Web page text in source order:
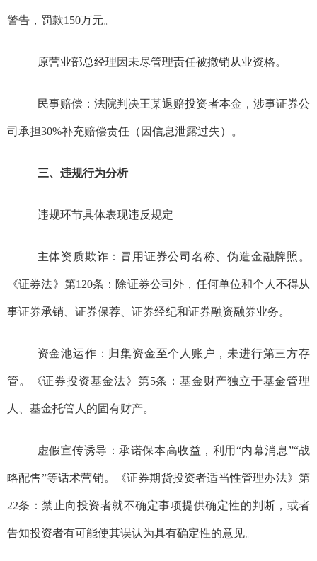
警告，罚款150万元。
原营业部总经理因未尽管理责任被撤销从业资格。
民事赔偿：法院判决王某退赔投资者本金，涉事证券公
司承担30%补充赔偿责任（因信息泄露过失）。
三、违规行为分析
违规环节具体表现违反规定
主体资质欺诈：冒用证券公司名称、伪造金融牌照。
《证券法》第120条：除证券公司外，任何单位和个人不得从
事证券承销、证券保荐、证券经纪和证券融资融券业务。
资金池运作：归集资金至个人账户，未进行第三方存
管。《证券投资基金法》第5条：基金财产独立于基金管理
人、基金托管人的固有财产。
虚假宣传诱导：承诺保本高收益，利用“内幕消息”“战
略配售”等话术营销。《证券期货投资者适当性管理办法》第
22条：禁止向投资者就不确定事项提供确定性的判断，或者
告知投资者有可能使其误认为具有确定性的意见。